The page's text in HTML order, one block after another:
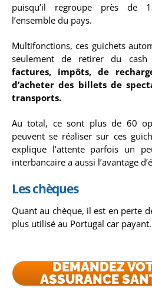
puisqu’il regroupe près de
l’ensemble du pays.
Multifonctions, ces guichets
seulement de retirer du
factures, impôts, de
d’acheter des billets de
transports.
Au total, ce sont plus de 60
peuvent se réaliser sur ces
explique l’attente parfois un
interbancaire a aussi l’avantage
Les chèques
Quant au chèque, il est en perte
plus utilisé au Portugal car payant.
DEMANDEZ
ASSURANCE